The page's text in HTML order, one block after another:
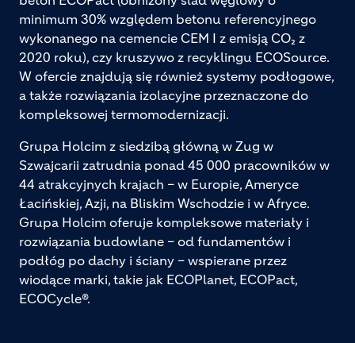
minimum 30% względem betonu referencyjnego
wykonanego na cemencie CEM I z emisją CO₂ z
2020 roku), czy kruszywo z recyklingu ECOSource.
W ofercie znajdują się również systemy podłogowe,
a także rozwiązania izolacyjne przeznaczone do
kompleksowej termomodernizacji.
Grupa Holcim z siedzibą główną w Zug w
Szwajcarii zatrudnia ponad 45 000 pracowników w
44 atrakcyjnych krajach – w Europie, Ameryce
Łacińskiej, Azji, na Bliskim Wschodzie i w Afryce.
Grupa Holcim oferuje kompleksowe materiały i
rozwiązania budowlane – od fundamentów i
podłóg po dachy i ściany – wspierane przez
wiodące marki, takie jak ECOPlanet, ECOPact,
ECOCycle®.